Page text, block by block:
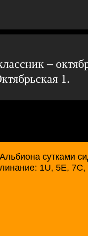
–
1.
сутками
1U, 5E,